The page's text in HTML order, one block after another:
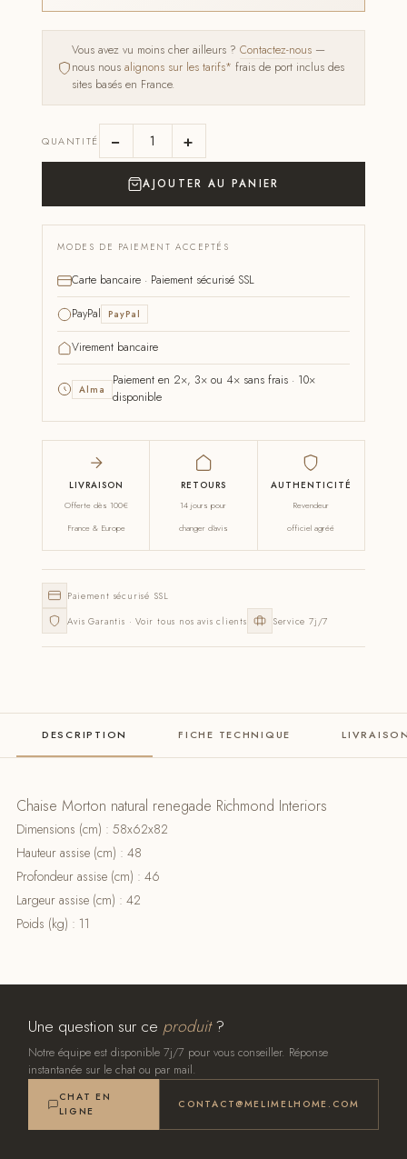
Vous avez vu moins cher ailleurs ?Contactez-nous —
nous nousalignons sur les tarifs* frais de port inclus des
sites basés en France.
QUANTITÉ − +
AJOUTER AU PANIER
MODES DE PAIEMENT ACCEPTÉS
Carte bancaire · Paiement sécurisé SSL
PayPal PayPal
Virement bancaire
Alma
Paiement en 2×, 3× ou 4× sans frais · 10×
disponible
LIVRAISON
Offerte dès 100€
France & Europe
RETOURS
14 jours pour
changer d'avis
AUTHENTICITÉ
Revendeur
officiel agréé
Paiement sécurisé SSL
Avis Garantis · Voir tous nos avis clients
Service 7j/7
DESCRIPTION FICHE TECHNIQUE
Chaise Morton natural renegade Richmond Interiors
Dimensions (cm) : 58x62x82
Hauteur assise (cm) : 48
Profondeur assise (cm) : 46
Largeur assise (cm) : 42
Poids (kg) : 11
Une question sur ce produit?
Notre équipe est disponible 7j/7 pour vous conseiller. Réponse
instantanée sur le chat ou par mail.
CHAT EN
LIGNE
CONTACT@MELIMELHOME.COM